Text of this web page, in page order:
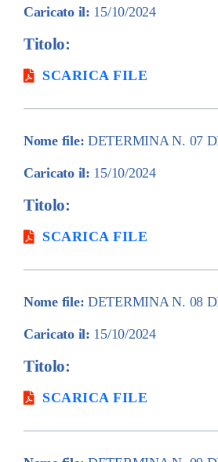
Caricato il: 15/10/2024
Titolo:
SCARICA FILE
Nome file: DETERMINA N. 07
Caricato il: 15/10/2024
Titolo:
SCARICA FILE
Nome file: DETERMINA N. 08
Caricato il: 15/10/2024
Titolo:
SCARICA FILE